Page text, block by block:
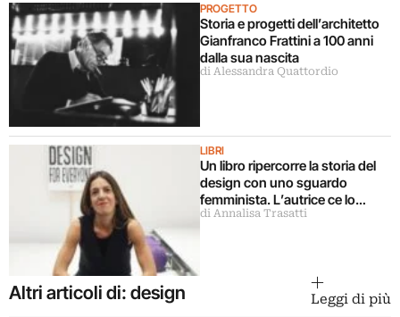
PROGETTO
Storia e progetti dell’architetto
Gianfranco Frattini a 100 anni
dalla sua nascita
di Alessandra Quattordio
LIBRI
Un libro ripercorre la storia del
design con uno sguardo
femminista. L’autrice ce lo
racconta
di Annalisa Trasatti
Altri articoli di: design Leggi di più